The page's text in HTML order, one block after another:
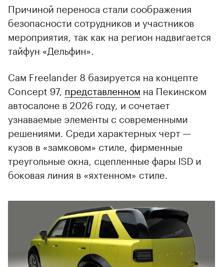
Причиной переноса стали соображения
безопасности сотрудников и участников
мероприятия, так как на регион надвигается
тайфун «Дельфин».
00:00 / 00:00
Сам Freelander 8 базируется на концепте
Concept 97, представленном на Пекинском
автосалоне в 2026 году, и сочетает
узнаваемые элементы с современными
решениями. Среди характерных черт —
кузов в «замковом» стиле, фирменные
треугольные окна, сцепленные фары ISD и
боковая линия в «яхтенном» стиле.